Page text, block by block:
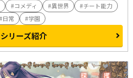
コメディ 異世界
チート能力
日常 学園
シリーズ紹介